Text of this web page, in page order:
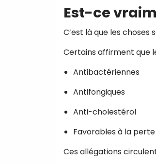
Est-ce
C’est là que les choses
Certains affirment que
Antibactériennes
Antifongiques
Anti-cholestérol
Favorables à la
Ces allégations